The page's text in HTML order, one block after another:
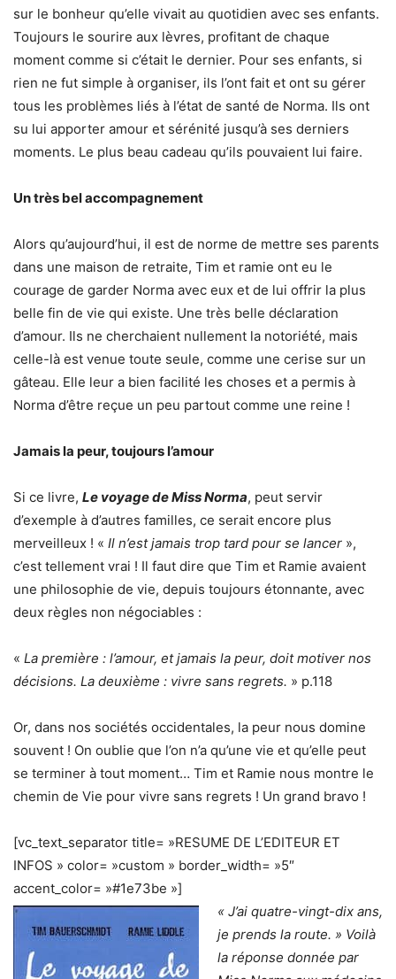
sur le bonheur qu’elle vivait au quotidien avec ses enfants.
Toujours le sourire aux lèvres, profitant de chaque
moment comme si c’était le dernier. Pour ses enfants, si
rien ne fut simple à organiser, ils l’ont fait et ont su gérer
tous les problèmes liés à l’état de santé de Norma. Ils ont
su lui apporter amour et sérénité jusqu’à ses derniers
moments. Le plus beau cadeau qu’ils pouvaient lui faire.
Un très bel accompagnement
Alors qu’aujourd’hui, il est de norme de mettre ses parents
dans une maison de retraite, Tim et ramie ont eu le
courage de garder Norma avec eux et de lui offrir la plus
belle fin de vie qui existe. Une très belle déclaration
d’amour. Ils ne cherchaient nullement la notoriété, mais
celle-là est venue toute seule, comme une cerise sur un
gâteau. Elle leur a bien facilité les choses et a permis à
Norma d’être reçue un peu partout comme une reine !
Jamais la peur, toujours l’amour
Si ce livre, Le voyage de Miss Norma, peut servir
d’exemple à d’autres familles, ce serait encore plus
merveilleux ! « Il n’est jamais trop tard pour se lancer »,
c’est tellement vrai ! Il faut dire que Tim et Ramie avaient
une philosophie de vie, depuis toujours étonnante, avec
deux règles non négociables :
« La première : l’amour, et jamais la peur, doit motiver nos
décisions. La deuxième : vivre sans regrets. » p.118
Or, dans nos sociétés occidentales, la peur nous domine
souvent ! On oublie que l’on n’a qu’une vie et qu’elle peut
se terminer à tout moment… Tim et Ramie nous montre le
chemin de Vie pour vivre sans regrets ! Un grand bravo !
[vc_text_separator title= »RESUME DE L’EDITEUR ET
INFOS » color= »custom » border_width= »5″
accent_color= »#1e73be »]
« J’ai quatre-vingt-dix ans,
je prends la route. » Voilà
la réponse donnée par